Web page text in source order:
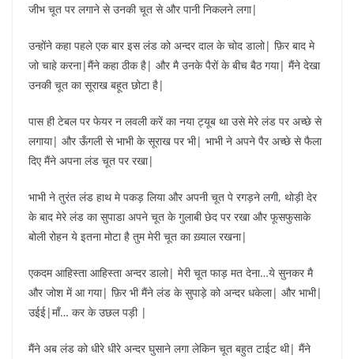
जीभ चूत पर लगाने से उनकी चूत से और पानी निकलने लगा|
उन्होंने कहा पहले एक बार इस लंड को अन्दर दाल के चोद डालो| फ़िर बाद मे
जो चाहे करना|मैंने कहा ठीक है| और मै उनके पैरों के बीच बैठ गया| मैंने देखा
उनकी चूत का सूराख बहूत छोटा है|
पास ही टेबल पर फेयर न लवली करें का नया ट्यूब था उसे मेरे लंड पर अच्छे से
लगाया| और ऊँगली से भाभी के सूराख पर भी| भाभी ने अपने पैर अच्छे से फैला
दिए मैंने अपना लंड चूत पर रखा|
भाभी ने तुरंत लंड हाथ मे पकड़ लिया और अपनी चूत पे रगड़ने लगी, थोड़ी देर
के बाद मेरे लंड का सुपाडा अपने चूत के गुलाबी छेद पर रखा और फूसफुसाके
बोली रोहन ये इतना मोटा है तुम मेरी चूत का ख़्याल रखना|
एकदम आहिस्ता आहिस्ता अन्दर डालो| मेरी चूत फाड़ मत देना…ये सुनकर मै
और जोश में आ गया| फ़िर भी मैंने लंड के सुपाड़े को अन्दर धकेला| और भाभी|
उईई|माँ… कर के उछल पड़ी |
मैंने अब लंड को धीरे धीरे अन्दर घुसाने लगा लेकिन चूत बहुत टाईट थी| मैंने